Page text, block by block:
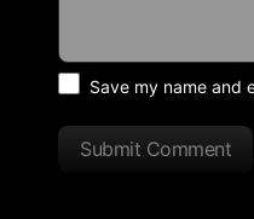
Save my name and
Submit Comment